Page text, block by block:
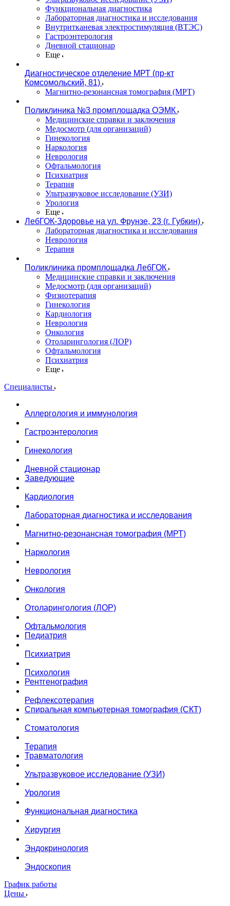
Функциональная диагностика
Лабораторная диагностика и исследования
Внутритканевая электростимуляция (ВТЭС)
Гастроэнтерология
Дневной стационар
Еще
Диагностическое отделение МРТ (пр-кт
Комсомольский, 81)
Магнитно-резонансная томография (МРТ)
Поликлиника №3 промплощадка ОЭМК
Медицинские справки и заключения
Медосмотр (для организаций)
Гинекология
Наркология
Неврология
Офтальмология
Психиатрия
Терапия
Ультразвуковое исследование (УЗИ)
Урология
Еще
ЛебГОК-Здоровье на ул. Фрунзе, 23 (г. Губкин)
Лабораторная диагностика и исследования
Неврология
Терапия
Поликлиника промплощадка ЛебГОК
Медицинские справки и заключения
Медосмотр (для организаций)
Физиотерапия
Гинекология
Кардиология
Неврология
Онкология
Отоларингология (ЛОР)
Офтальмология
Психиатрия
Еще
Специалисты
Аллергология и иммунология
Гастроэнтерология
Гинекология
Дневной стационар
Заведующие
Кардиология
Лабораторная диагностика и исследования
Магнитно-резонансная томография (МРТ)
Наркология
Неврология
Онкология
Отоларингология (ЛОР)
Офтальмология
Педиатрия
Психиатрия
Психология
Рентгенография
Рефлексотерапия
Спиральная компьютерная томография (СКТ)
Стоматология
Терапия
Травматология
Ультразвуковое исследование (УЗИ)
Урология
Функциональная диагностика
Хирургия
Эндокринология
Эндоскопия
График работы
Цены